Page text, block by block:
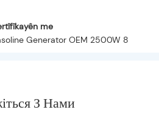
me
З Нами